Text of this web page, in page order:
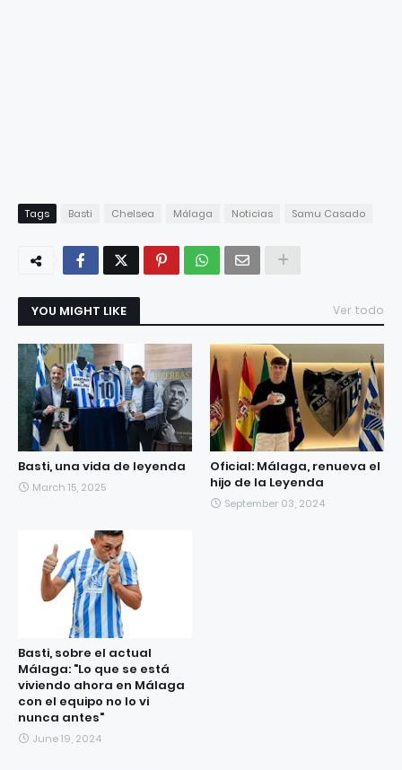
Tags Basti Chelsea Málaga Noticias Samu Casado
YOU MIGHT LIKE Ver todo
Basti, una vida de leyenda
March 15, 2025
Oficial: Málaga, renueva el
hijo de la Leyenda
September 03, 2024
Basti, sobre el actual
Málaga: "Lo que se está
viviendo ahora en Málaga
con el equipo no lo vi
nunca antes"
June 19, 2024